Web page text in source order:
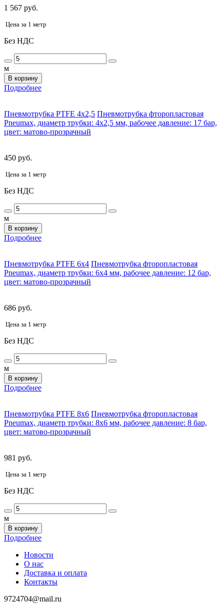
1 567 руб.
Цена за 1 метр
Без НДС
м
В корзину
Подробнее
Пневмотрубка PTFE 4x2,5 Пневмотрубка фторопластовая
Pneumax, диаметр трубки: 4x2,5 мм, рабочее давление: 17 бар,
цвет: матово-прозрачный
450 руб.
Цена за 1 метр
Без НДС
м
В корзину
Подробнее
Пневмотрубка PTFE 6x4 Пневмотрубка фторопластовая
Pneumax, диаметр трубки: 6x4 мм, рабочее давление: 12 бар,
цвет: матово-прозрачный
686 руб.
Цена за 1 метр
Без НДС
м
В корзину
Подробнее
Пневмотрубка PTFE 8x6 Пневмотрубка фторопластовая
Pneumax, диаметр трубки: 8x6 мм, рабочее давление: 8 бар,
цвет: матово-прозрачный
981 руб.
Цена за 1 метр
Без НДС
м
В корзину
Подробнее
Новости
О нас
Доставка и оплата
Контакты
9724704@mail.ru